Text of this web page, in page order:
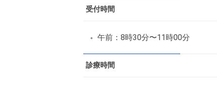
受付時間
午前：8時30分〜11時00分
診療時間